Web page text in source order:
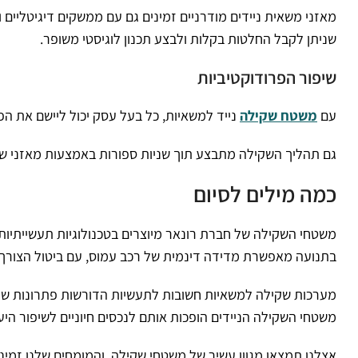
מאזני משאית ניידים מודרניים זמינים גם עם ממשקים
שניתן לקבל החלטות בקלות ולבצע תכנון לוגיסטי משופר.
שיפור הפרודוקטיביות
עם משטח שקילה נייד למשאיות, כל בעל עסק יכול ליישם את
גם תהליך השקילה מתבצע תוך שניות ספורות באמצעות
כמה מילים לסיום
משטחי השקילה של חברת רונאר מיוצרים בטכנולוגיות
בתנועה מאפשרת מדידה דינמית של רכב עמוס, עם ביטול
מערכות שקילה למשאיות חשובות לתעשיות הדורשות פתרונות
משטחי השקילה הניידים הופכות אותם לנכסים חיוניים לשיפור